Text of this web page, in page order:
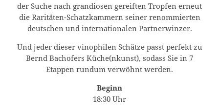
der Suche nach grandiosen gereiften Tropfen erneut
die Raritäten-Schatzkammern seiner renommierten
deutschen und internationalen Partnerwinzer.
Und jeder dieser vinophilen Schätze passt perfekt zu
Bernd Bachofers Küche(nkunst), sodass Sie in 7
Etappen rundum verwöhnt werden.
Beginn
18:30 Uhr